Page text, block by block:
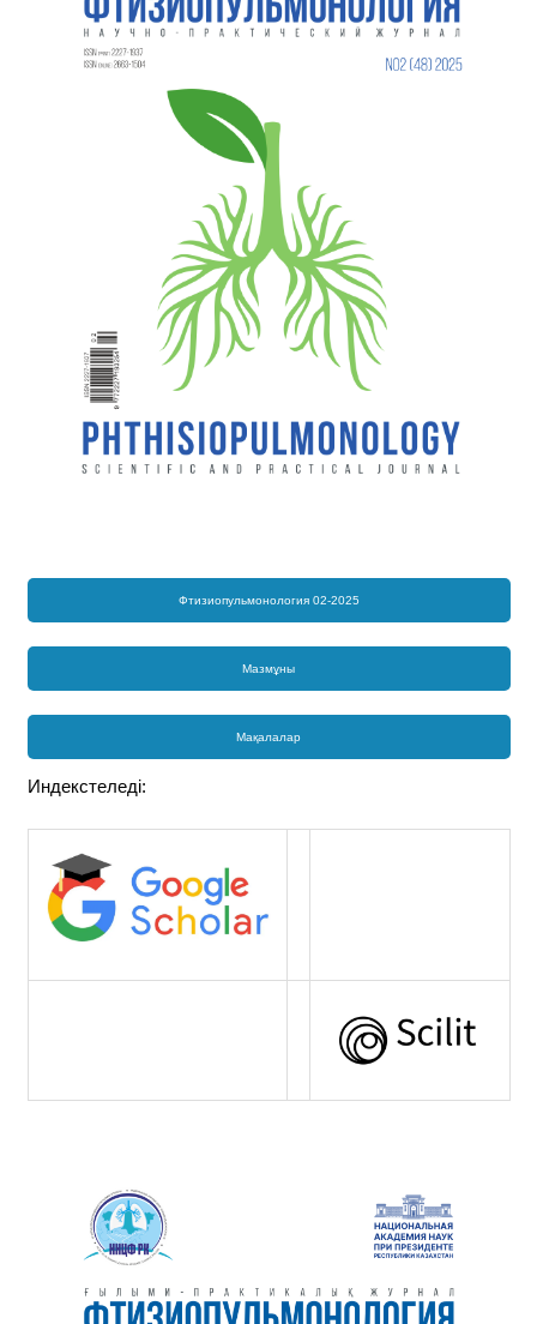
Фтизиопульмонология 02-2025
Мазмұны
Мақалалар
Индекстеледі: